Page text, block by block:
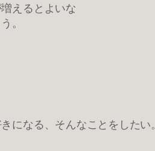
えるとよいな
。
になる、そんなことをしたい。